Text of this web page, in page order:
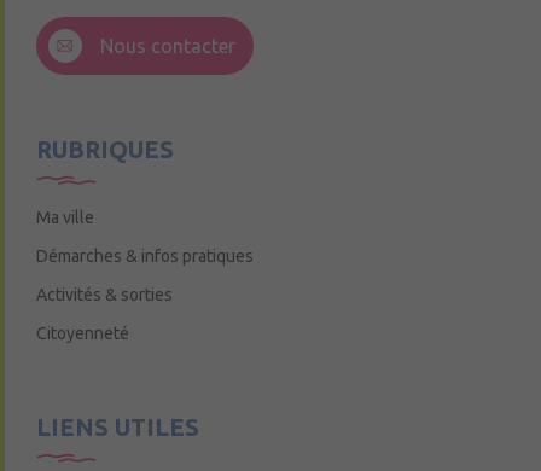
49220 Andigné
Nous contacter
RUBRIQUES
Ma ville
Démarches & infos pratiques
Activités & sorties
Citoyenneté
LIENS UTILES